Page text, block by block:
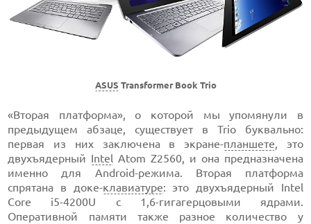
ASUS Transformer Book Trio
«Вторая платформа», о которой мы упомянули в
предыдущем абзаце, существует в Trio буквально:
первая из них заключена в экране-планшете, это
двухъядерный Intel Atom Z2560, и она предназначена
именно для Android-режима. Вторая платформа
спрятана в доке-клавиатуре: это двухъядерный Intel
Core i5-4200U с 1,6-гигагерцовыми ядрами.
Оперативной памяти также разное количество у